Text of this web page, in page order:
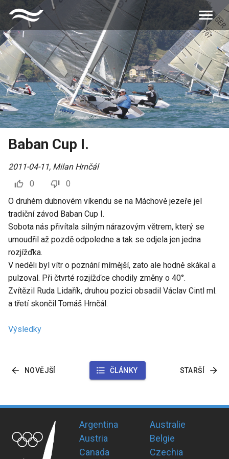
Baban Cup I.
2011-04-11, Milan Hrnčál
0
0
O druhém dubnovém víkendu se na Máchově jezeře jel
tradiční závod Baban Cup I.
Sobota nás přivítala silným nárazovým větrem, který se
umoudřil až pozdě odpoledne a tak se odjela jen jedna
rozjížďka.
V neděli byl vítr o poznání mírnější, zato ale hodně skákal a
pulzoval. Při čtvrté rozjížďce chodily změny o 40°.
Zvítězil Ruda Lidařík, druhou pozici obsadil Václav Cintl ml.
a třetí skončil Tomáš Hrnčál.
Výsledky
NOVĚJŠÍ ČLÁNKY STARŠÍ
Argentina
Australie
Austria
Belgie
Canada
Czechia